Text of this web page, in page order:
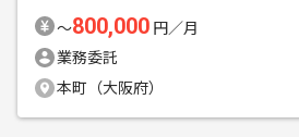
その他募集要項
〜800,000 円／月
業務委託
本町（大阪府）